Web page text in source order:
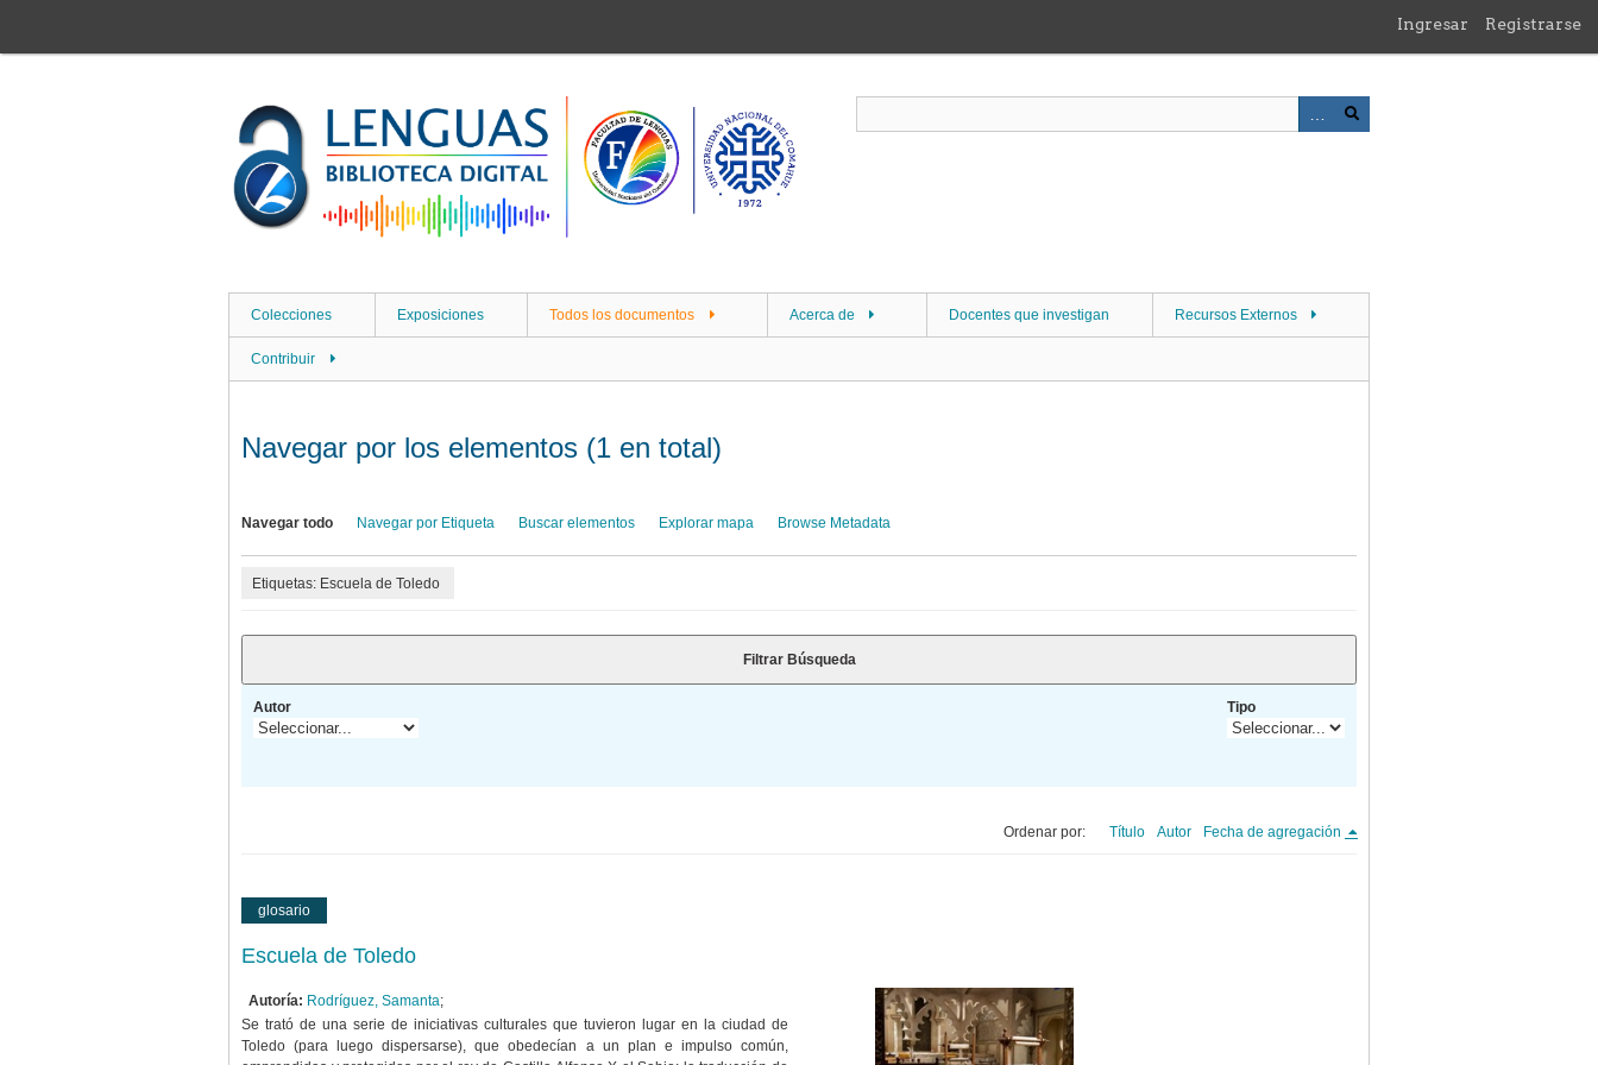
contenido
Ingresar Registrarse
Colecciones Exposiciones Todos los documentos Acerca de Docentes que investigan Recursos Externos
Contribuir
Navegar por los elementos (1 en total)
Navegar todo Navegar por Etiqueta Buscar elementos Explorar mapa Browse Metadata
Etiquetas: Escuela de Toledo
Filtrar Búsqueda
Autor Tipo
Ordenar por: Título Autor Fecha de agregación
glosario
Escuela de Toledo
Autoría: Rodríguez, Samanta;
Se trató de una serie de iniciativas culturales que tuvieron lugar en la ciudad de
Toledo (para luego dispersarse), que obedecían a un plan e impulso común,